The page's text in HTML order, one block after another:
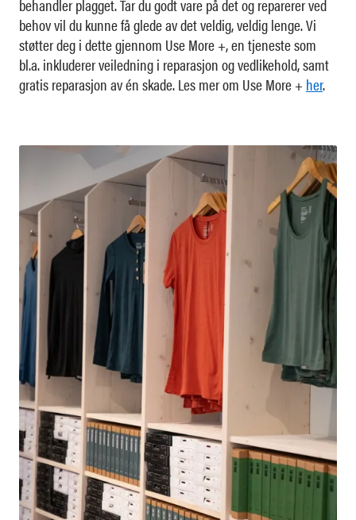
behandler plagget. Tar du godt vare på det og reparerer ved
behov vil du kunne få glede av det veldig, veldig lenge. Vi
støtter deg i dette gjennom Use More +, en tjeneste som
bl.a. inkluderer veiledning i reparasjon og vedlikehold, samt
gratis reparasjon av én skade. Les mer om Use More + her.